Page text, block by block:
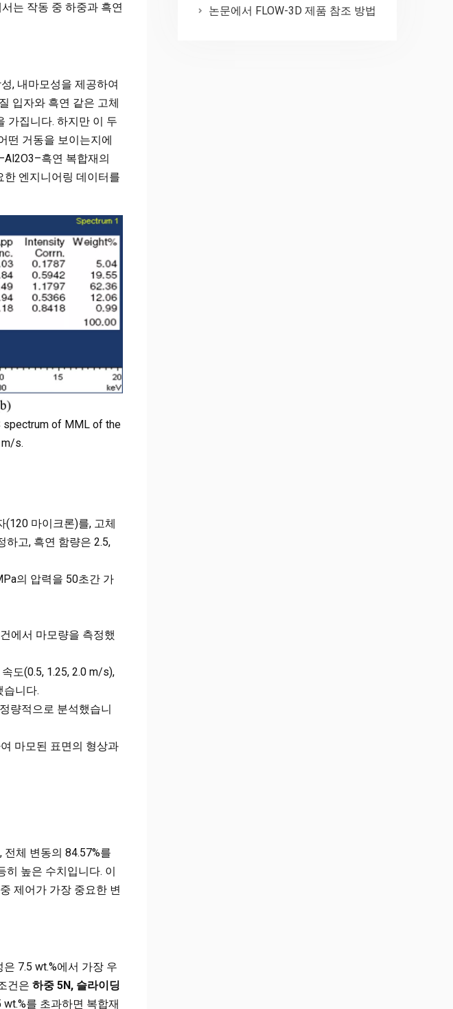
는 작동 중 하중과 흑연
, 내마모성을 제공하여
입자와 흑연 같은 고체
가집니다. 하지만 이 두
떤 거동을 보이는지에
흑연 복합재의
한 엔지니어링 데이터를
spectrum of MML of the
m/s.
(120 마이크론)를, 고체
하고, 흑연 함량은 2.5,
의 압력을 50초간 가
에서 마모량을 측정했
도(0.5, 1.25, 2.0 m/s),
습니다.
량적으로 분석했습니
마모된 표면의 형상과
체 변동의 84.57%를
히 높은 수치입니다. 이
제어가 가장 중요한 변
7.5 wt.%에서 가장 우
건은 하중 5N, 슬라이딩
를 초과하면 복합재
논문에서 FLOW-3D 제품 참조 방법